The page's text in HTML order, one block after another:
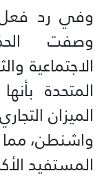
وفي رد فعل
وصفت
الاجتماعية
المتحدة
الميزان
واشنطن،
المستفيد